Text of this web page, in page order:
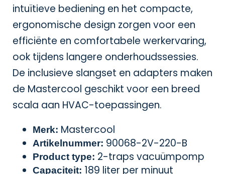
intuïtieve bediening en het compacte,
ergonomische design zorgen voor een
efficiënte en comfortabele werkervaring,
ook tijdens langere onderhoudssessies.
De inclusieve slangset en adapters maken
de Mastercool geschikt voor een breed
scala aan HVAC-toepassingen.
Merk: Mastercool
Artikelnummer: 90068-2V-220-B
Product type: 2-traps vacuümpomp
Capaciteit: 189 liter per minuut